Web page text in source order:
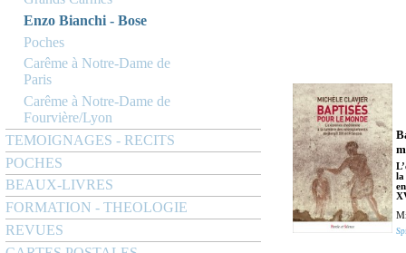
Enzo Bianchi - Bose
Poches
Carême à Notre-Dame de
Paris
Carême à Notre-Dame de
Fourvière/Lyon
TEMOIGNAGES - RECITS
POCHES
BEAUX-LIVRES
FORMATION - THEOLOGIE
REVUES
la